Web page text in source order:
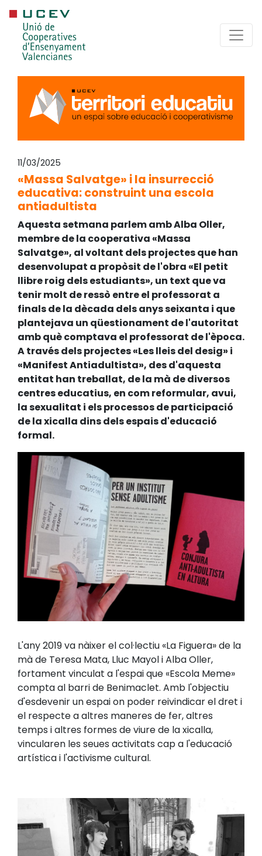
11/03/2025
«Massa Salvatge» i la insurrecció
educativa: construint una escola
antiadultista
Aquesta setmana parlem amb Alba Oller,
membre de la cooperativa «Massa
Salvatge», al voltant dels projectes que han
desenvolupat a propòsit de l'obra «El petit
llibre roig dels estudiants», un text que va
tenir molt de ressò entre el professorat a
finals de la dècada dels anys seixanta i que
plantejava un qüestionament de l'autoritat
amb què comptava el professorat de l'època.
A través dels projectes «Les lleis del desig» i
«Manifest Antiadultista», des d'aquesta
entitat han treballat, de la mà de diversos
centres educatius, en com reformular, avui,
la sexualitat i els processos de participació
de la xicalla dins dels espais d'educació
formal.
L'any 2019 va nàixer el col·lectiu «La Figuera» de la
mà de Teresa Mata, Lluc Mayol i Alba Oller,
fortament vinculat a l'espai que «Escola Meme»
compta al barri de Benimaclet. Amb l'objectiu
d'esdevenir un espai on poder reivindicar el dret i
el respecte a altres maneres de fer, altres
temps i altres formes de viure de la xicalla,
vincularen les seues activitats cap a l'educació
artística i l'activisme cultural.